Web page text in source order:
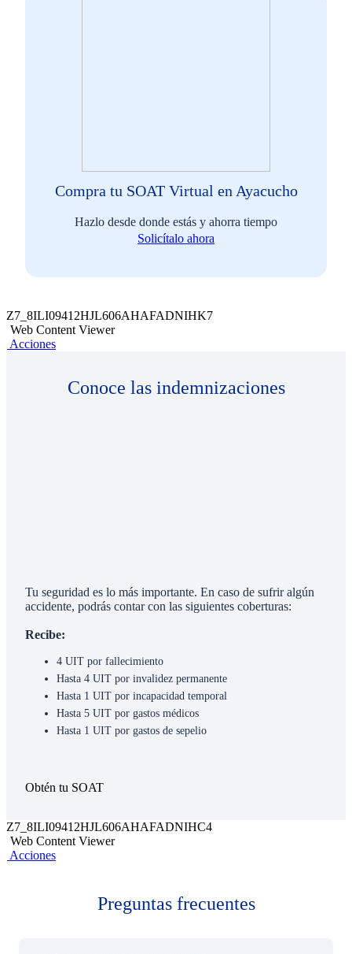
Compra tu SOAT Virtual en Ayacucho
Hazlo desde donde estás y ahorra tiempo
Solicítalo ahora
Z7_8ILI09412HJL606AHAFADNIHK7
Web Content Viewer
Acciones
Tu seguridad es lo más importante. En caso de sufrir algún
accidente, podrás contar con las siguientes coberturas:
Recibe:
4 UIT por fallecimiento
Hasta 4 UIT por invalidez permanente
Hasta 1 UIT por incapacidad temporal
Hasta 5 UIT por gastos médicos
Hasta 1 UIT por gastos de sepelio
Obtén tu SOAT
Conoce las indemnizaciones
Z7_8ILI09412HJL606AHAFADNIHC4
Web Content Viewer
Acciones
Preguntas frecuentes